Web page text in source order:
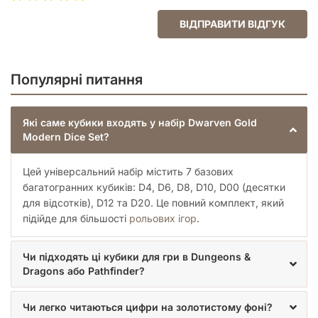
системах, де потрібен більш широкий діапазон чисел.
Король НРІ кубиків, цей
кубик є основою для перевірки успіху дії, атак та
фентезійних світах.
Естетика та Функціональність: Чому
Dwarven Gold — Ваш Вибір
НабірDwarven Gold Modern Dice Set (7)
унікальний золотий відтінок з сучасним оздобленням
створить неповторну атмосферу за вашим ігровим столом.
Це кубики, які не просто лежать, а виблискують і
привертають погляди, додаючи відчуття розкоші та давньої
ви епічну кампанію в D&D, досліджуєте моторошні таємниці
в Call of Cthulhu, чи боретеся за виживання в світі Pathfinder,
ці кубики стануть вашим надійним супутником. Вони
ідеально підходять для:
Настільних рольових ігор (D&D, Pathfinder, Warhammer
ВІДПРАВИТИ ВІДГУК
Популярні питання
Які саме кубики входять у набір Dwarven Gold
Modern Dice Set?
Цей універсальний набір містить 7 базових
багатогранних кубиків: D4, D6, D8, D10, D00 (десятки
для відсотків), D12 та D20. Це повний комплект, який
підійде для більшості рольових ігор.
Чи підходять ці кубики для гри в Dungeons &
Dragons або Pathfinder?
Чи легко читаються цифри на золотистому фоні?